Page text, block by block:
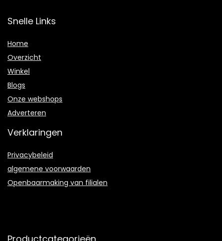
Snelle Links
Home
Overzicht
Winkel
Blogs
Onze webshops
Adverteren
Verklaringen
Privacybeleid
algemene voorwaarden
Openbaarmaking van filialen